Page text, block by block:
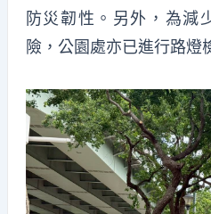
防災韌性。另外，為減
險，公園處亦已進行路燈